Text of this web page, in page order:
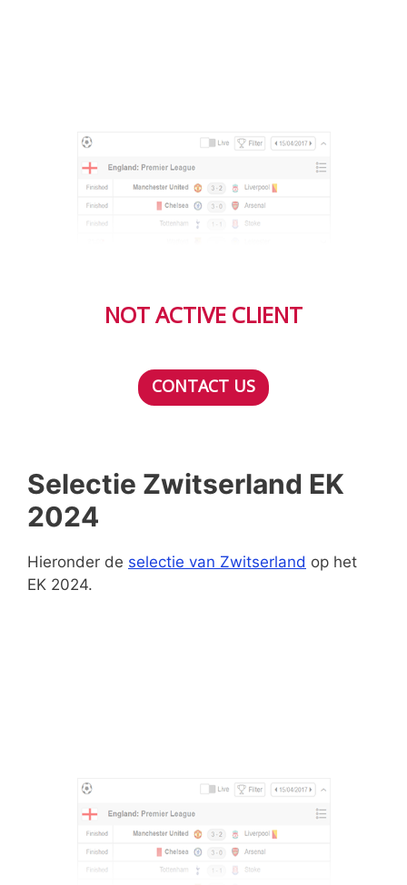
NOT ACTIVE CLIENT
CONTACT US
Selectie Zwitserland EK
2024
Hieronder de selectie van Zwitserland op het
EK 2024.